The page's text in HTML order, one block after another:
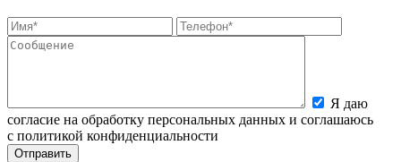
Я даю
согласие на обработку персональных данных и соглашаюсь
с политикой конфиденциальности